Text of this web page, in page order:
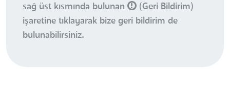
sağ üst kısmında bulunan
(Geri Bildirim)
işaretine tıklayarak bize geri bildirim de
bulunabilirsiniz.